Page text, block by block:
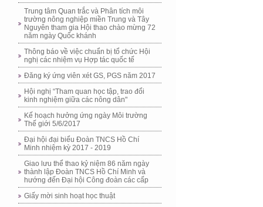
Trung tâm Quan trắc và Phân tích môi
trường nông nghiệp miền Trung và Tây
Nguyên tham gia Hội thao chào mừng 72
năm ngày Quốc khánh
Thông báo về việc chuẩn bị tổ chức Hội
nghị các nhiệm vụ Hợp tác quốc tế
Đăng ký ứng viên xét GS, PGS năm 2017
Hội nghị “Tham quan học tập, trao đổi
kinh nghiệm giữa các nông dân"
Kế hoạch hưởng ứng ngày Môi trường
Thế giới 5/6/2017
Đại hội đại biểu Đoàn TNCS Hồ Chí
Minh nhiệm kỳ 2017 - 2019
Giao lưu thể thao kỷ niệm 86 năm ngày
thành lập Đoàn TNCS Hồ Chí Minh và
hướng đến Đại hội Công đoàn các cấp
Giấy mời sinh hoạt học thuật